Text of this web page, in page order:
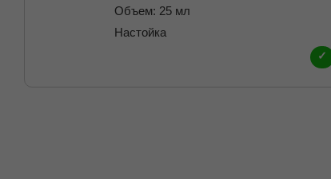
Объем: 25 мл
Настойка
✓